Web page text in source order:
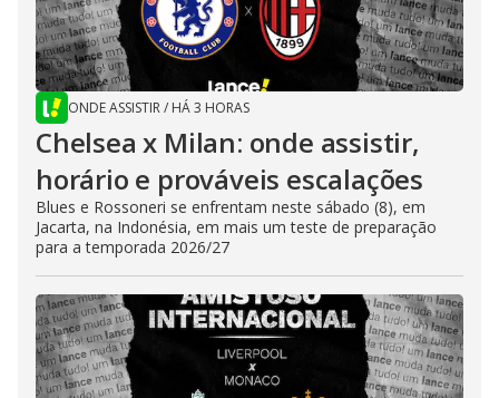
ONDE ASSISTIR/ HÁ 3 HORAS
Chelsea x Milan: onde assistir,
horário e prováveis escalações
Blues e Rossoneri se enfrentam neste sábado (8), em
Jacarta, na Indonésia, em mais um teste de preparação
para a temporada 2026/27